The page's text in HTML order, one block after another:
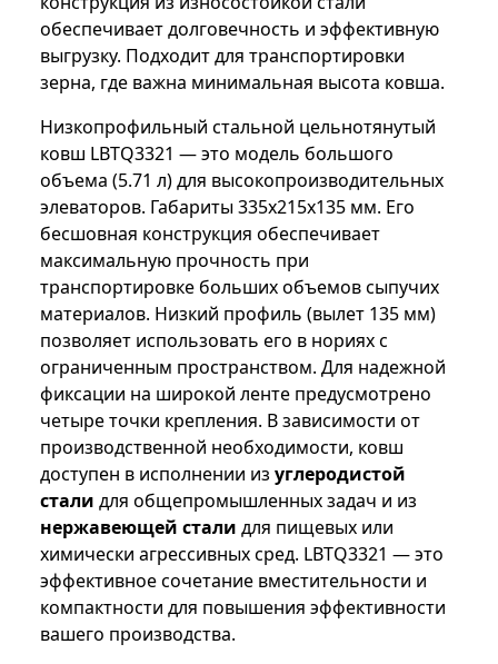
обеспечивает долговечность и эффективную
выгрузку. Подходит для транспортировки
зерна, где важна минимальная высота ковша.
Низкопрофильный стальной цельнотянутый
ковш LBTQ3321 — это модель большого
объема (5.71 л) для высокопроизводительных
элеваторов. Габариты 335x215x135 мм. Его
бесшовная конструкция обеспечивает
максимальную прочность при
транспортировке больших объемов сыпучих
материалов. Низкий профиль (вылет 135 мм)
позволяет использовать его в нориях с
ограниченным пространством. Для надежной
фиксации на широкой ленте предусмотрено
четыре точки крепления. В зависимости от
производственной необходимости, ковш
доступен в исполнении из углеродистой
стали для общепромышленных задач и из
нержавеющей стали для пищевых или
химически агрессивных сред. LBTQ3321 — это
эффективное сочетание вместительности и
компактности для повышения эффективности
вашего производства.